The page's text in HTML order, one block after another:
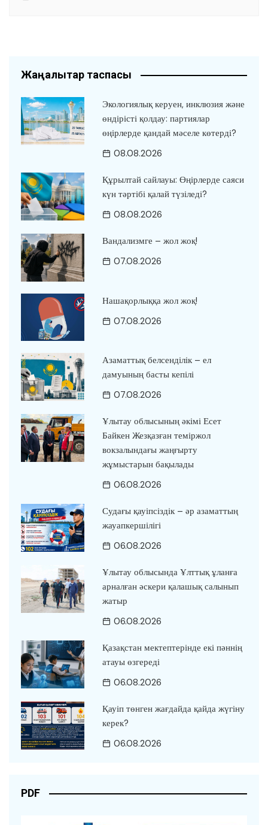
Жаңалықтар таспасы
Экологиялық керуен, инклюзия және
өндірісті қолдау: партиялар
өңірлерде қандай мәселе көтерді?
08.08.2026
Құрылтай сайлауы: Өңірлерде саяси
күн тәртібі қалай түзіледі?
08.08.2026
Вандализмге – жол жоқ!
07.08.2026
Нашақорлыққа жол жоқ!
07.08.2026
Азаматтық белсенділік – ел
дамуының басты кепілі
07.08.2026
Ұлытау облысының әкімі Есет
Байкен Жезқазған теміржол
вокзалындағы жаңғырту
жұмыстарын бақылады
06.08.2026
Судағы қауіпсіздік – әр азаматтың
жауапкершілігі
06.08.2026
Ұлытау облысында Ұлттық ұланға
арналған әскери қалашық салынып
жатыр
06.08.2026
Қазақстан мектептерінде екі пәннің
атауы өзгереді
06.08.2026
Қауіп төнген жағдайда қайда жүгіну
керек?
06.08.2026
PDF